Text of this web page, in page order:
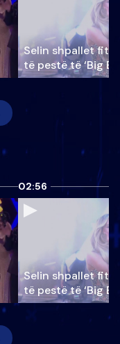
Selin shpallet
të pestë të ‘Big
02:56
Selin shpallet
të pestë të ‘Big